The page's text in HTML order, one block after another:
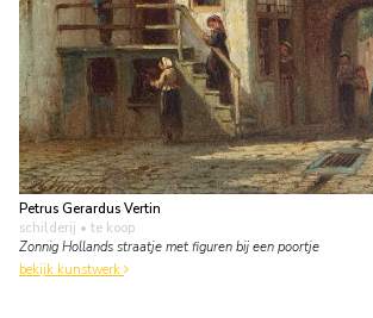
Petrus Gerardus Vertin
schilderij • te koop
Zonnig Hollands straatje met figuren bij een poortje
bekijk kunstwerk